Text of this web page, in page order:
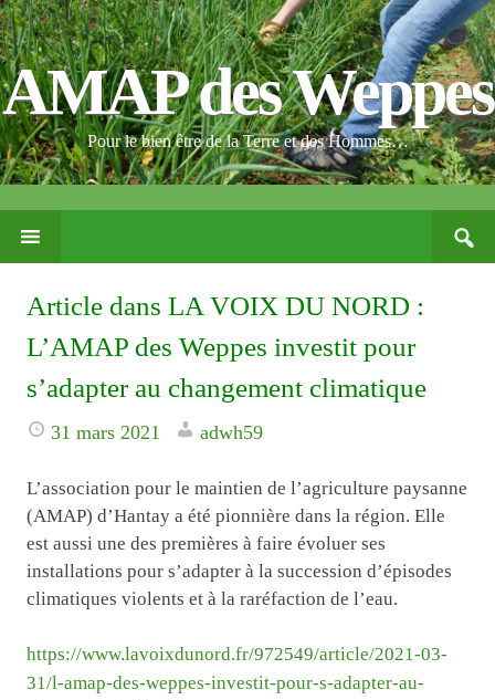
AMAP des Weppes
Pour le bien être de la Terre et des Hommes…
PASSER
CE
Article dans LA VOIX DU NORD :
L’AMAP des Weppes investit pour
s’adapter au changement climatique
31 mars 2021 adwh59
L’association pour le maintien de l’agriculture paysanne
(AMAP) d’Hantay a été pionnière dans la région. Elle
est aussi une des premières à faire évoluer ses
installations pour s’adapter à la succession d’épisodes
climatiques violents et à la raréfaction de l’eau.
https://www.lavoixdunord.fr/972549/article/2021-03-
31/l-amap-des-weppes-investit-pour-s-adapter-au-